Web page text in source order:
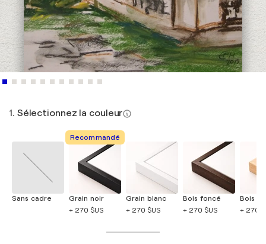
1. Sélectionnez la couleur
Sans cadre
Recommandé
Grain noir
+ 270 $US
Grain blanc
+ 270 $US
Bois foncé
+ 270 $US
Bois
+ 270